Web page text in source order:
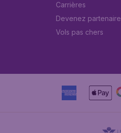
Carrières
Devenez partenaire
Vols pas chers